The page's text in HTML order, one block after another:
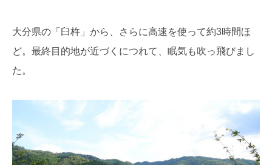
大分県の「臼杵」から、さらに高速を使って約3時間ほ
ど。最終目的地が近づくにつれて、眠気も吹っ飛びまし
た。